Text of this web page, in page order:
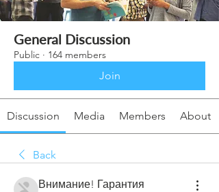
General Discussion
Public · 164 members
Join
Discussion Media Members About
Back
Внимание! Гарантия